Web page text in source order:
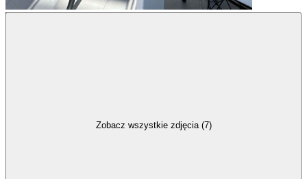
Zobacz wszystkie zdjęcia (7)